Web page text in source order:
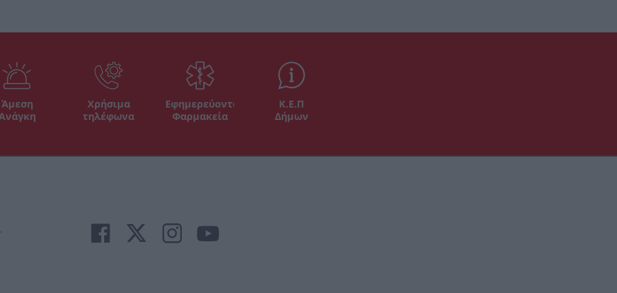
Άμεση
Χρήσιμα
τηλέφωνα
Εφημερεύοντα
Φαρμακεία
Κ.Ε.Π
Δήμων